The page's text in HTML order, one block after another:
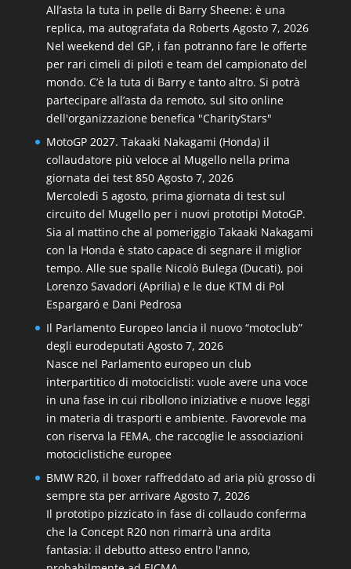
All’asta la tuta in pelle di Barry Sheene: è una
replica, ma autografata da Roberts Agosto 7, 2026
Nel weekend del GP, i fan potranno fare le offerte
per rari cimeli di piloti e team del campionato del
mondo. C’è la tuta di Barry e tanto altro. Si potrà
partecipare all’asta da remoto, sul sito online
dell'organizzazione benefica "CharityStars"
MotoGP 2027. Takaaki Nakagami (Honda) il
collaudatore più veloce al Mugello nella prima
giornata dei test 850 Agosto 7, 2026
Mercoledì 5 agosto, prima giornata di test sul
circuito del Mugello per i nuovi prototipi MotoGP.
Sia al mattino che al pomeriggio Takaaki Nakagami
con la Honda è stato capace di segnare il miglior
tempo. Alle sue spalle Nicolò Bulega (Ducati), poi
Lorenzo Savadori (Aprilia) e le due KTM di Pol
Espargaró e Dani Pedrosa
Il Parlamento Europeo lancia il nuovo “motoclub”
degli eurodeputati Agosto 7, 2026
Nasce nel Parlamento europeo un club
interpartitico di motociclisti: vuole avere una voce
in una fase in cui ribollono iniziative e nuove leggi
in materia di trasporti e ambiente. Favorevole ma
con riserva la FEMA, che raccoglie le associazioni
motociclistiche europee
BMW R20, il boxer raffreddato ad aria più grosso di
sempre sta per arrivare Agosto 7, 2026
Il prototipo pizzicato in fase di collaudo conferma
che la Concept R20 non rimarrà una ardita
fantasia: il debutto atteso entro l'anno,